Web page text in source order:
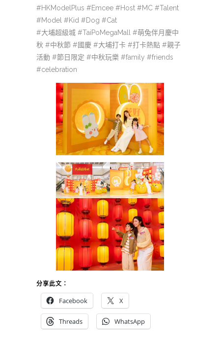
#HKModelPlus #Emcee #Host #MC #Talent
#Model #Kid #Dog #Cat
#大埔超級城 #TaiPoMegaMall #萌兔伴月慶中
秋 #中秋節 #國慶 #大埔打卡 #打卡熱點 #親子
活動 #節日限定 #中秋玩樂 #family #friends
#celebration
分享此文：
Facebook X
Threads WhatsApp